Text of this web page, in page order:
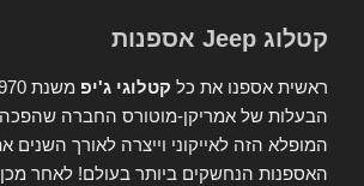
קטלוג Jeep אספנות
ראשית אספנו את כל קטלוגי ג'יפ
הבעלות של אמריקן-מוטורס החברה
המופלא הזה לאייקוני וייצרה לאורך השנים
האספנות הנחשקים ביותר בעולם! לאחר מכן